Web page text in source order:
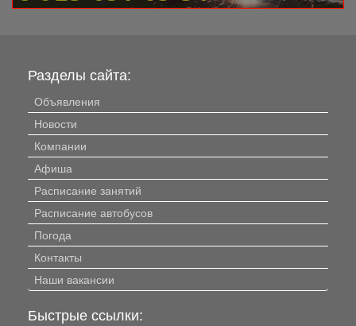
Разделы сайта:
Объявления
Новости
Компании
Афиша
Расписание занятий
Расписание автобусов
Погода
Контакты
Наши вакансии
Быстрые ссылки: